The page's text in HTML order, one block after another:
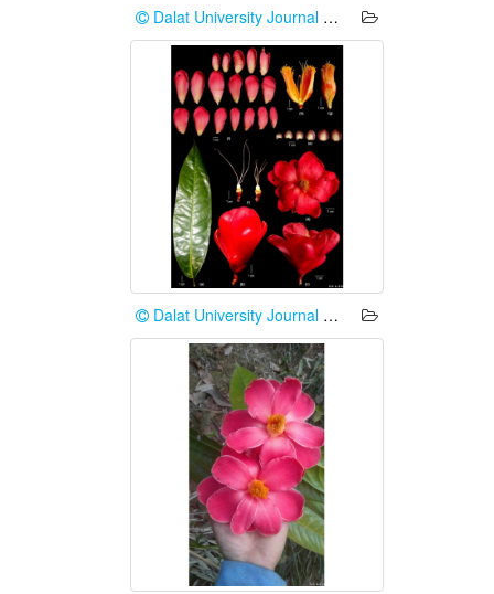
Dalat University Journal of Science 2026:64-75
Dalat University Journal of Science 2026:64-75